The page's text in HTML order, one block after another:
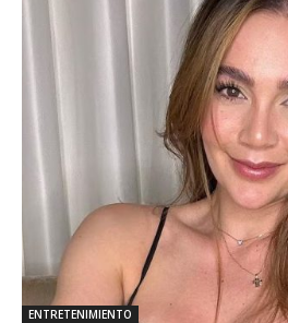
ENTRETENIMIENTO